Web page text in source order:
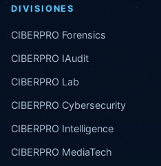
DIVISIONES
CIBERPRO Forensics
CIBERPRO IAudit
CIBERPRO Lab
CIBERPRO Cybersecurity
CIBERPRO Intelligence
CIBERPRO MediaTech